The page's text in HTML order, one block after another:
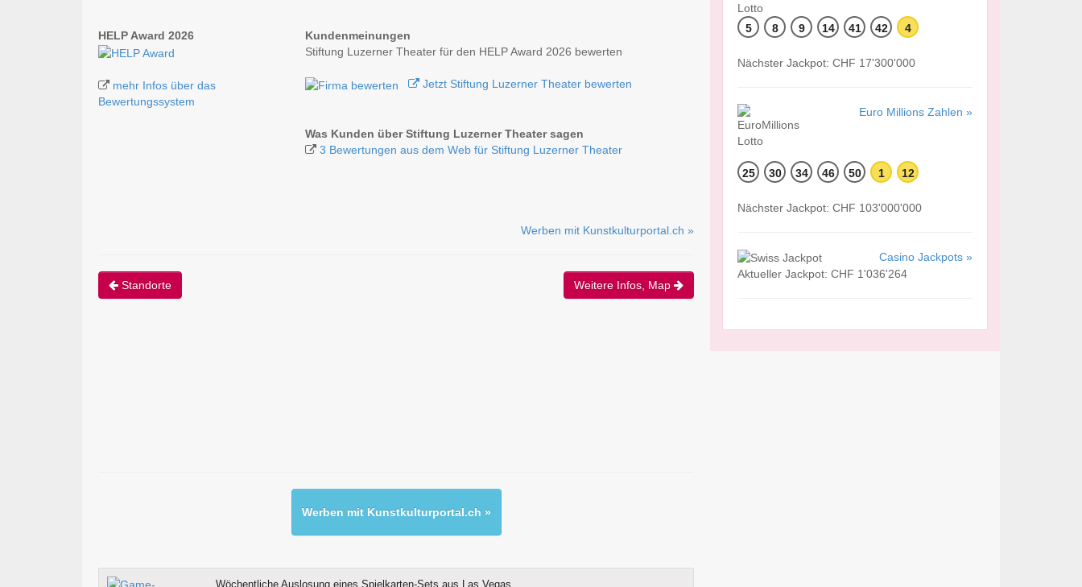
HELP Award 2026
mehr Infos über das
Bewertungssystem
Kundenmeinungen
Stiftung Luzerner Theater für den HELP Award 2026 bewerten
Jetzt Stiftung Luzerner Theater bewerten
Was Kunden über Stiftung Luzerner Theater sagen
3 Bewertungen aus dem Web für Stiftung Luzerner Theater
Werben mit Kunstkulturportal.ch »
Standorte Weitere Infos, Map
Werben mit Kunstkulturportal.ch »
Wöchentliche Auslosung eines Spielkarten-Sets aus Las Vegas.
5 8 9 14 41 42 4
Nächster Jackpot: CHF 17'300'000
Euro Millions Zahlen »
25 30 34 46 50 1 12
Nächster Jackpot: CHF 103'000'000
Casino Jackpots »
Aktueller Jackpot: CHF 1'036'264